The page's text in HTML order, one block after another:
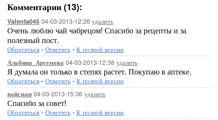
Комментарии (13):
Valenta045 04-03-2013-12:26 удалить
Очень люблю чай чабрецом! Спасибо за рецепты и за
полезный пост.
Обратиться - Ответить - К полной версии
Альбина_Арсемова 04-03-2013-12:38 удалить
Я думала он только в степях растет. Покупаю в аптеке.
Обратиться - Ответить - К полной версии
вайсман 04-03-2013-15:36 удалить
Спасибо за совет!
Обратиться - Ответить - К полной версии